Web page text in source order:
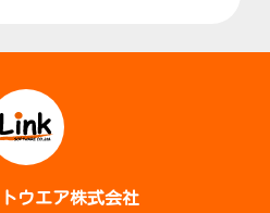
ウエア株式会社